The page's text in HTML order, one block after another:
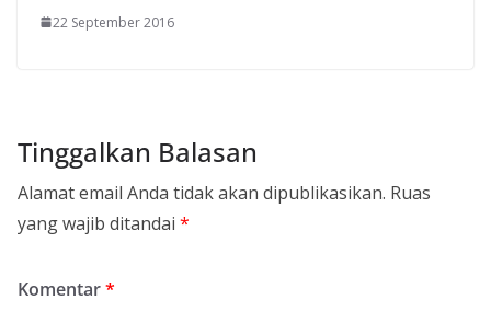
22 September 2016
Tinggalkan Balasan
Alamat email Anda tidak akan dipublikasikan. Ruas
yang wajib ditandai *
Komentar*